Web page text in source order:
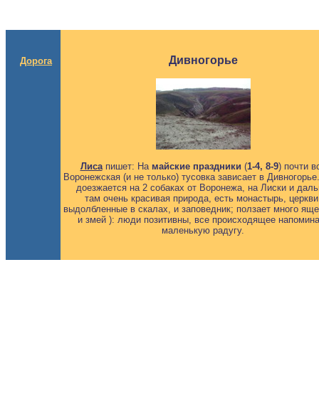
Дорога Дивногорье
Лисапишет: На майские праздники (1-4, 8-9) почти
Воронежская (и не только) тусовка зависает в
доезжается на 2 собаках от Воронежа, на Лиски и
там очень красивая природа, есть монастырь,
выдолбленные в скалах, и заповедник; ползает много
и змей ): люди позитивны, все происходящее
маленькую радугу.